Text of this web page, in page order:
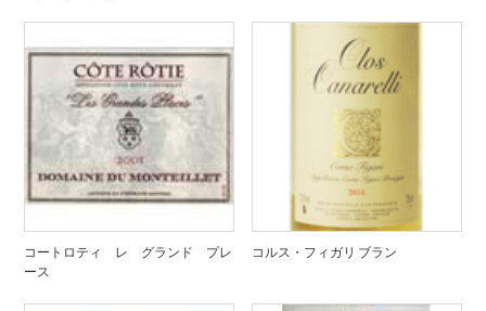
コートロティ レ グランド プレ
ース
コルス・フィガリ ブラン